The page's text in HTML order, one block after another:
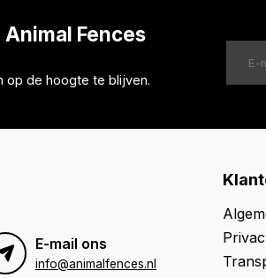
Fences
op de hoogte te blijven.
E-mail ons
info@animalfences.nl